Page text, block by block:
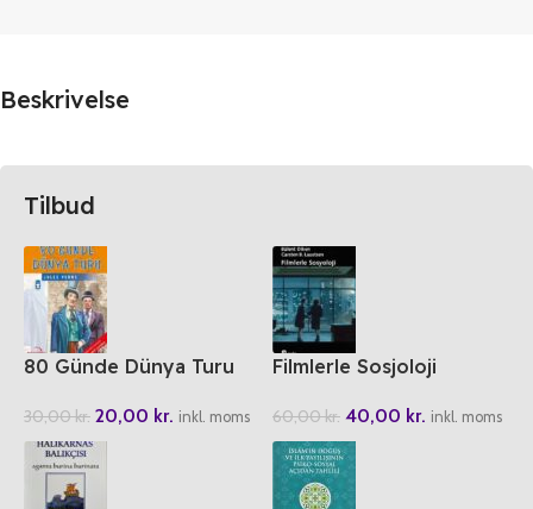
Beskrivelse
Tilbud
80 Günde Dünya Turu
30,00kr. 20,00 kr. inkl. moms
Filmlerle Sosjoloji
60,00kr. 40,00 kr. inkl. moms